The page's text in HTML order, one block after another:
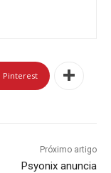
Pinterest
Próximo artigo
Psyonix anuncia